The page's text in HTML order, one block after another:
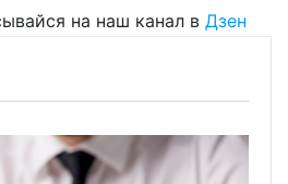
на наш канал в Дзен